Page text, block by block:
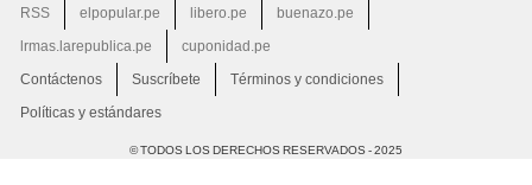
RSS elpopular.pe libero.pe
buenazo.pe
lrmas.larepublica.pe
cuponidad.pe
Contáctenos
Suscríbete
Términos y condiciones
Políticas y estándares
© TODOS LOS DERECHOS RESERVADOS - 2025